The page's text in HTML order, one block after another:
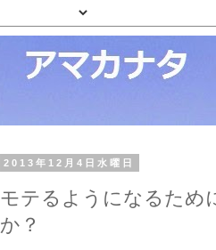
2013年12月4日水曜日
モテるようになるため
か？